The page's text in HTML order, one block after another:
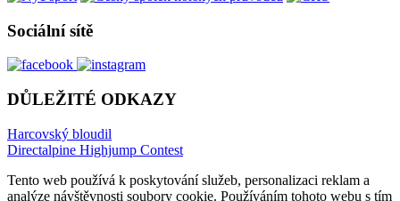
Sociální sítě
DŮLEŽITÉ ODKAZY
Harcovský bloudil
Directalpine Highjump Contest
Tento web používá k poskytování služeb, personalizaci reklam a
analýze návštěvnosti soubory cookie. Používáním tohoto webu s tím